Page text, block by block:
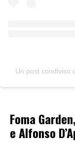
Un post condiviso
Foma
e Alfonso